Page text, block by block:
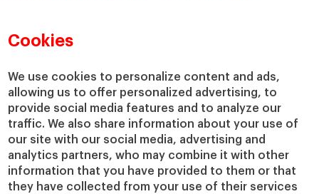
Cookies
We use cookies to personalize content and ads,
allowing us to offer personalized advertising, to
provide social media features and to analyze our
traffic. We also share information about your use of
our site with our social media, advertising and
analytics partners, who may combine it with other
information that you have provided to them or that
they have collected from your use of their services
Departamentos académicos
Cátedras
IESE Insight
IESE Publishing
Nuestro impacto
Colabora con el IESE
Servicios
Biblioteca
Canal de Compliance
Capellanía